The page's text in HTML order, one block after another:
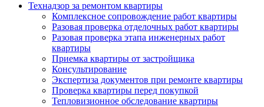
Технадзор за ремонтом квартиры
Комплексное сопровождение работ квартиры
Разовая проверка отделочных работ квартиры
Разовая проверка этапа инженерных работ
квартиры
Приемка квартиры от застройщика
Консультирование
Экспертиза документов при ремонте квартиры
Проверка квартиры перед покупкой
Тепловизионное обследование квартиры